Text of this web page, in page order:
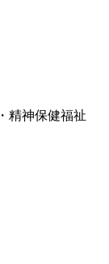
精神保健福祉